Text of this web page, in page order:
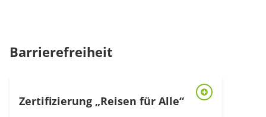
Barrierefreiheit
Zertifizierung „Reisen für Alle“